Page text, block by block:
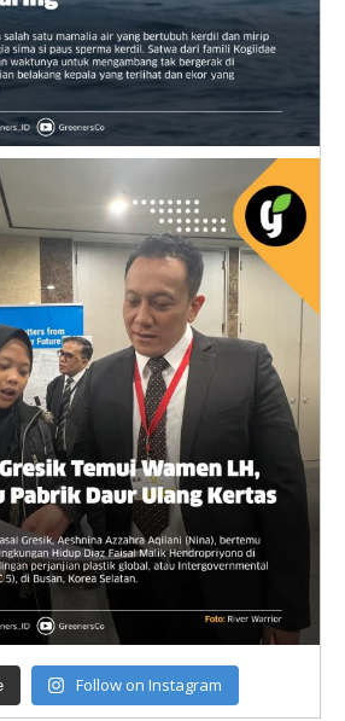
Follow on Instagram